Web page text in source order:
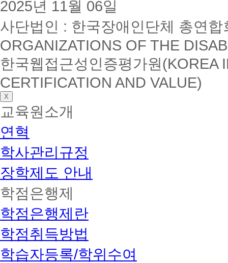
2025년 11월 06일
사단법인 : 한국장애인단체 총연
ORGANIZATIONS OF THE
한국웹접근성인증평가원(KOREA
CERTIFICATION AND VALUE)
X
교육원소개
연혁
학사관리규정
장학제도 안내
학점은행제
학점은행제란
학점취득방법
학습자등록/학위수여